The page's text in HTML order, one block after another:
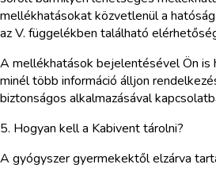
mellékhatásokat közvetlenül a
az V. függelékben található
A mellékhatások bejelentésével Ön is
minél több információ álljon
biztonságos alkalmazásával
5. Hogyan kell a Kabivent tárolni?
A gyógyszer gyermekektől elzárva